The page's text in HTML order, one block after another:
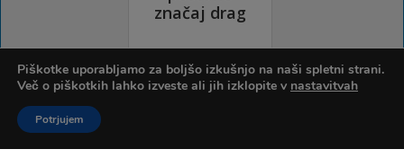
Piškotke uporabljamo za boljšo izkušnjo na naši spletni strani.
Več o piškotkih lahko izveste ali jih izklopite v nastavitvah
Potrjujem